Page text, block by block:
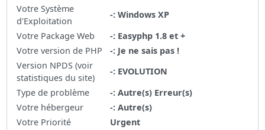
Votre Système
d'Exploitation
-: Windows XP
Votre Package Web
-: Easyphp 1.8 et +
Votre version de PHP
-: Je ne sais pas !
Version NPDS (voir
statistiques du site)
-: EVOLUTION
Type de problème
-: Autre(s) Erreur(s)
Votre hébergeur
-: Autre(s)
Votre Priorité
Urgent